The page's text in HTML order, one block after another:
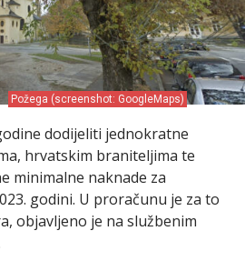
Požega (screenshot: GoogleMaps)
dodijeliti jednokratne
hrvatskim braniteljima te
minimalne naknade za
godini. U proračunu je za to
objavljeno je na službenim